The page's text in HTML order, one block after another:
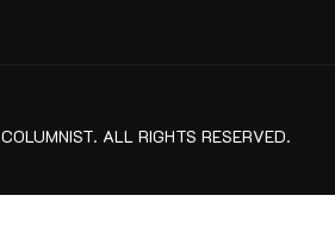
ALL RIGHTS RESERVED.